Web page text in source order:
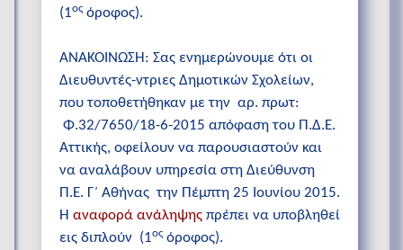
(1ος όροφος).
ΑΝΑΚΟΙΝΩΣΗ: Σας ενημερώνουμε ότι οι
Διευθυντές-ντριες Δημοτικών Σχολείων,
που τοποθετήθηκαν με την αρ. πρωτ:
Φ.32/7650/18-6-2015 απόφαση του Π.Δ.Ε.
Αττικής, οφείλουν να παρουσιαστούν και
να αναλάβουν υπηρεσία στη Διεύθυνση
Π.Ε. Γ΄ Αθήνας την Πέμπτη 25 Ιουνίου 2015.
Η αναφορά ανάληψης πρέπει να υποβληθεί
εις διπλούν (1ος όροφος).